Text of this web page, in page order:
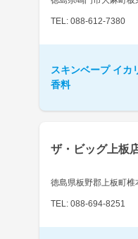
TEL: 088-612-7380
スキンベープ イカ
香料
ザ・ビッグ上板
徳島県板野郡上板町
TEL: 088-694-8251